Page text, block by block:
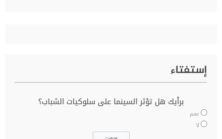
إستفتاء
برأيك هل تؤثر السينما على سلوكيات الشباب؟
نعم
لا